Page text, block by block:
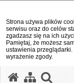
Strona używa plików
serwisu oraz do celów
zgadzasz się na ich
Pamiętaj, że możesz
ustawienia
wyrażenie zgody.